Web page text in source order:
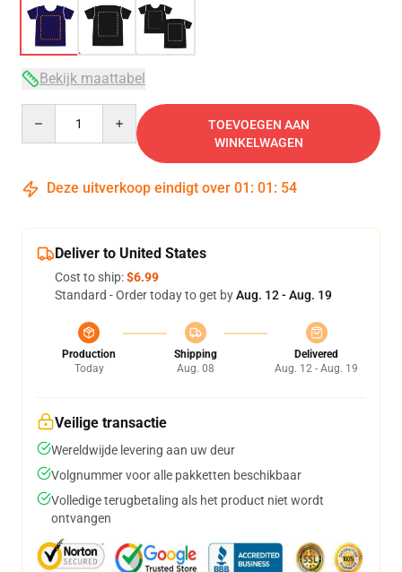
Bekijk maattabel
TOEVOEGEN AAN
WINKELWAGEN
Deze uitverkoop eindigt over 01 : 01 : 54
Deliver to United States
Cost to ship:$6.99
Standard - Order today to get byAug. 12 - Aug. 19
Production
Today
Shipping
Aug. 08
Delivered
Aug. 12 - Aug. 19
Veilige transactie
Wereldwijde levering aan uw deur
Volgnummer voor alle pakketten beschikbaar
Volledige terugbetaling als het product niet wordt
ontvangen